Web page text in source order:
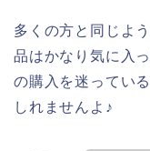
多くの方と同じよ
品はかなり気に入
の購入を迷ってい
しれませんよ♪